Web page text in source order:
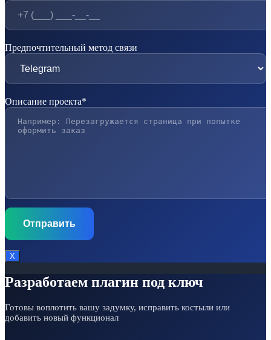
Предпочтительный метод связи
Описание проекта*
Х
Разработаем плагин под ключ
Готовы воплотить вашу задумку, исправить костыли или
добавить новый функционал